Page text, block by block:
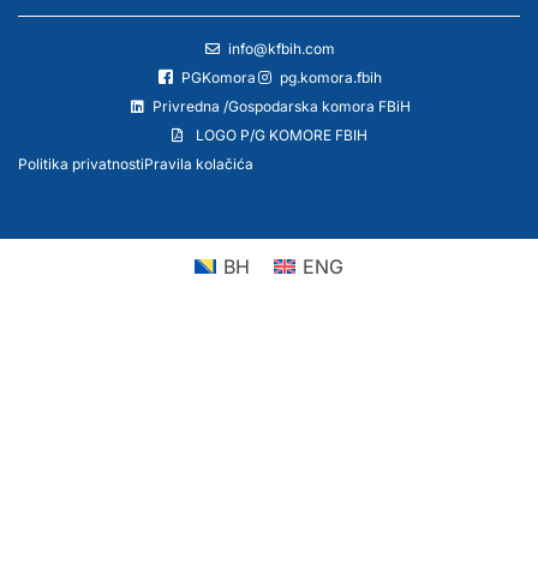
info@kfbih.com
PGKomora
pg.komora.fbih
Privredna /Gospodarska komora FBiH
LOGO P/G KOMORE FBIH
Politika privatnostiPravila kolačića
BH ENG